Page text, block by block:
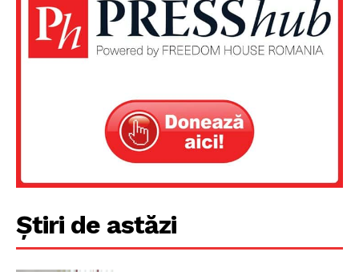
Știri de astăzi